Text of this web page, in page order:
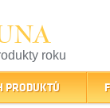
roku
trhu
PRODUKTŮ